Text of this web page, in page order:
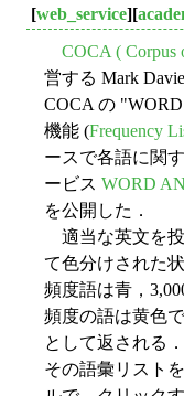
[web_service][
COCA ( Corpus
営する Mark
COCA の
機能 (Frequency
ースで各語に関
ービス WORD
を公開した．
適当な英文を
て色分けされた
頻度語は青，
頻度の語は黄色
として返される
その語彙リスト